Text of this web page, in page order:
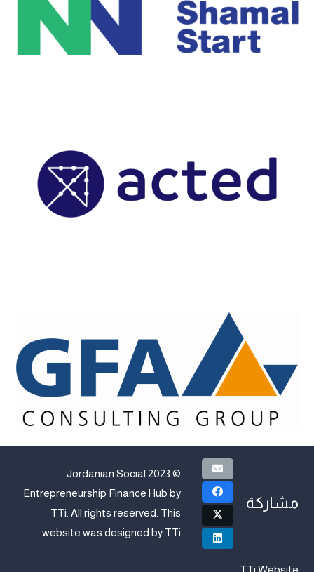
مشاركة
© 2023 Jordanian Social
Entrepreneurship Finance Hub by
TTi. All rights reserved. This
website was designed by TTi